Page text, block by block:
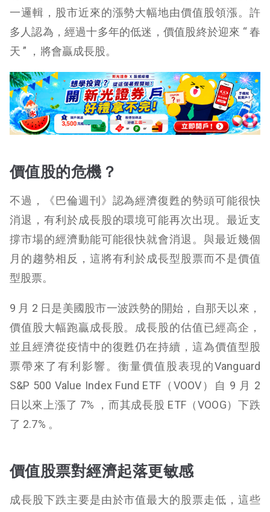
一邏輯，股市近來的漲勢大幅地由價值股領漲。許
多人認為，經過十多年的低迷，價值股終於迎來 “ 春
天 ” ，將會贏成長股。
價值股的危機？
不過，《巴倫週刊》認為經濟復甦的勢頭可能很快
消退，有利於成長股的環境可能再次出現。最近支
撐市場的經濟動能可能很快就會消退。與最近幾個
月的趨勢相反，這將有利於成長型股票而不是價值
型股票。
9 月 2 日是美國股市一波跌勢的開始，自那天以來，
價值股大幅跑贏成長股。成長股的估值已經高企，
並且經濟從疫情中的復甦仍在持續，這為價值型股
票帶來了有利影響。衡量價值股表現的Vanguard
S&P 500 Value Index Fund ETF（VOOV）自 9 月 2
日以來上漲了 7% ，而其成長股 ETF（VOOG）下跌
了 2.7% 。
價值股票對經濟起落更敏感
成長股下跌主要是由於市值最大的股票走低，這些